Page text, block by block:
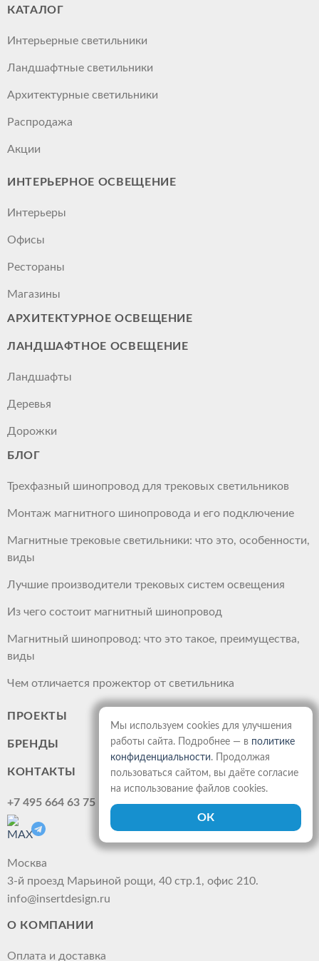
КАТАЛОГ
Интерьерные светильники
Ландшафтные светильники
Архитектурные светильники
Распродажа
Акции
ИНТЕРЬЕРНОЕ ОСВЕЩЕНИЕ
Интерьеры
Офисы
Рестораны
Магазины
АРХИТЕКТУРНОЕ ОСВЕЩЕНИЕ
ЛАНДШАФТНОЕ ОСВЕЩЕНИЕ
Ландшафты
Деревья
Дорожки
БЛОГ
Трехфазный шинопровод для трековых светильников
Монтаж магнитного шинопровода и его подключение
Магнитные трековые светильники: что это, особенности,
виды
Лучшие производители трековых систем освещения
Из чего состоит магнитный шинопровод
Магнитный шинопровод: что это такое, преимущества,
виды
Чем отличается прожектор от светильника
ПРОЕКТЫ
БРЕНДЫ
КОНТАКТЫ
+7 495 664 63 75
Москва
3-й проезд Марьиной рощи, 40 стр.1, офис 210.
info@insertdesign.ru
О КОМПАНИИ
Оплата и доставка
Мы используем cookies для улучшения
работы сайта. Подробнее — в политике
конфиденциальности. Продолжая
пользоваться сайтом, вы даёте согласие
на использование файлов cookies.